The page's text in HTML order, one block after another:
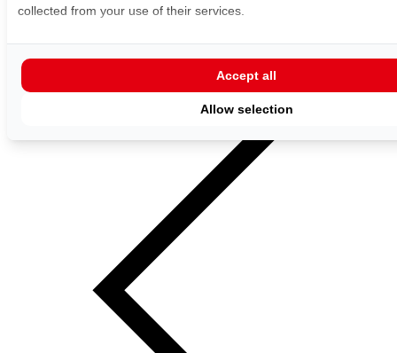
collected from your use of their services.
Allow selection
Accept all